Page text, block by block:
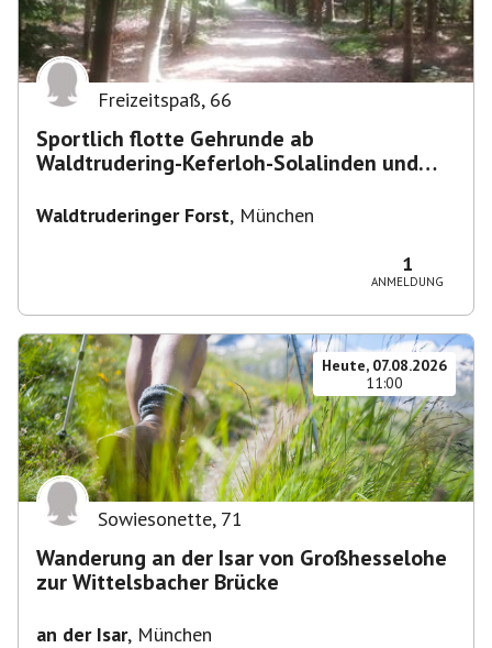
Freizeitspaß, 66
Sportlich flotte Gehrunde ab
Waldtrudering-Keferloh-Solalinden und
Waldtruderinger Forst, München
1
ANMELDUNG
Heute, 07.08.2026
11:00
Sowiesonette, 71
Wanderung an der Isar von Großhesselohe
zur Wittelsbacher Brücke
an der Isar, München